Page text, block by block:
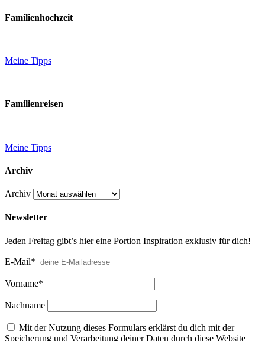
Familienhochzeit
Meine Tipps
Familienreisen
Meine Tipps
Archiv
Archiv
Newsletter
Jeden Freitag gibt’s hier eine Portion Inspiration exklusiv für dich!
E-Mail*
Vorname*
Nachname
Mit der Nutzung dieses Formulars erklärst du dich mit der
Speicherung und Verarbeitung deiner Daten durch diese Website